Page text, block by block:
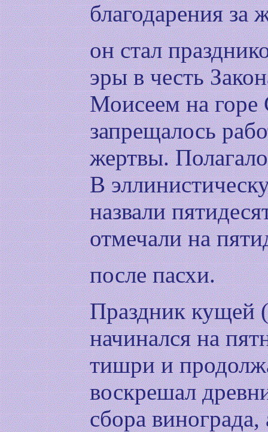
благодарения за
он стал
эры в честь
Моисеем на горе
запрещалось
жертвы.
В
назвали
отмечали на
после пасхи.
Праздник
начинался на
тишри и
воскрешал
сбора